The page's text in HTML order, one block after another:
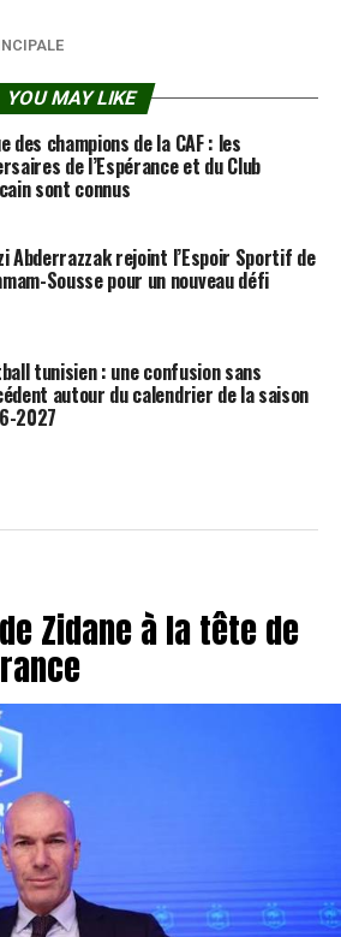
YOU MAY LIKE
des champions de la CAF : les
de l’Espérance et du Club
sont connus
Abderrazzak rejoint l’Espoir Sportif de
Sousse pour un nouveau défi
tunisien : une confusion sans
autour du calendrier de la saison
2027
Zidane à la tête de